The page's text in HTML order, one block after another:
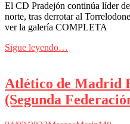
El CD Pradejón continúa líder
norte, tras derrotar al
ver la galería COMPLETA
Sigue leyendo…
Atlético de Madrid
(Segunda